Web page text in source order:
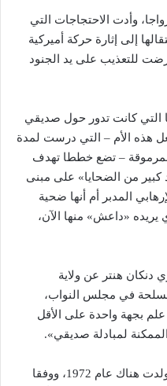
لاقت قصتها رواجا، وأدت الاحتجاجات التي
إلى إثارة حركة أميركية
للتعذيب على يد الجنود
التي كانت تدور حول صديقي
هذه الأم – التي درست لمدة
المرموقة – تضع خططا تهدف
من الضحايا» على مبنى
المدبر أم أنها ضحية
يريده «داعش» منها الآن،
دنكان هنتر عن ولاية
في مجلس النواب،
بجهة واحدة على الأقل
لمبادلة صديقي».
تبدأ قصة صديقي في كراتشي حيث ولدت هناك عام 1972، ووفقا